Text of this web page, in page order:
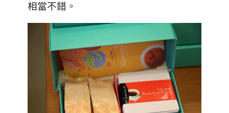
相當不錯。